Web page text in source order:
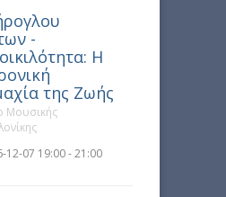
-
Η
της Ζωής
Μουσικής
12-07 19:00 - 21:00